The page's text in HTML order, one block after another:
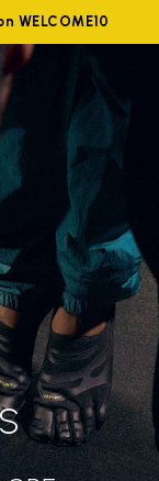
WELCOME10